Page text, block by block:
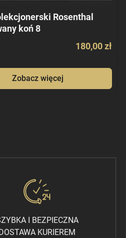
Rosenthal
koń 8
180,00 zł
Zobacz więcej
I BEZPIECZNA
DOSTAWA KURIEREM